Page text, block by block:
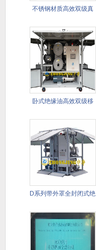
不锈钢材质高效双级真
卧式绝缘油高效双级移
D系列带外罩全封闭式绝